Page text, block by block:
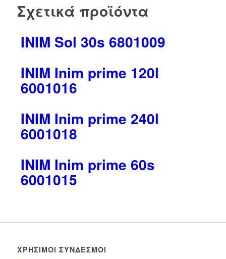
Σχετικά προϊόντα
INIM Sol 30s 6801009
INIM Inim prime 120l
6001016
INIM Inim prime 240l
6001018
INIM Inim prime 60s
6001015
ΧΡΉΣΙΜΟΙ ΣΎΝΔΕΣΜΟΙ